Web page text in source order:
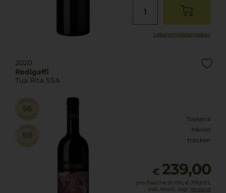
Lebensmittel­angaben
2020
Redigaffi
Tua Rita SSA
Toskana
Merlot
trocken
€ 239,00
pro Flasche (0.75l), € 318,67/L
inkl. MwSt. zzgl. Versand